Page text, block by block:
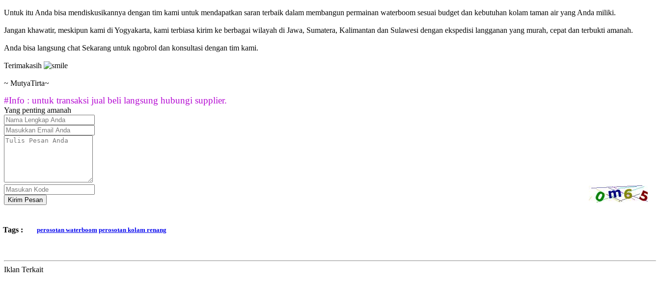
Untuk itu Anda bisa mendiskusikannya dengan tim kami untuk mendapatkan saran terbaik dalam membangun permainan waterboom sesuai budget dan kebutuhan kolam taman air yang Anda miliki.
Jangan khawatir, meskipun kami di Yogyakarta, kami terbiasa kirim ke berbagai wilayah di Jawa, Sumatera, Kalimantan dan Sulawesi dengan ekspedisi langganan yang murah, cepat dan terbukti amanah.
Anda bisa langsung chat Sekarang untuk ngobrol dan konsultasi dengan tim kami.
Terimakasih
~ MutyaTirta~
#Info : untuk transaksi jual beli langsung hubungi supplier.
Yang penting amanah
Kirim Pesan
Tags : perosotan waterboom perosotan kolam renang
Iklan Terkait